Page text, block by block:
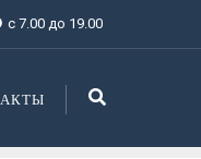
с 7.00 до 19.00